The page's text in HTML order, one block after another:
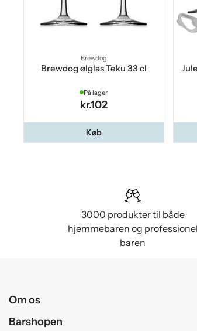
Brewdog
Brewdog ølglas Teku 33 cl
På lager
kr.102
Køb
3000 produkter til både
hjemmebaren og professionel
baren
Om os
Barshopen